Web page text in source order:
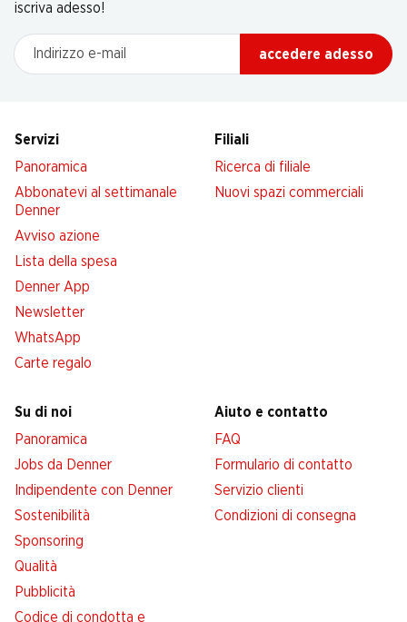
iscriva adesso!
Indirizzo e-mail
accedere adesso
Servizi
Panoramica
Abbonatevi al settimanale
Denner
Avviso azione
Lista della spesa
Denner App
Newsletter
WhatsApp
Carte regalo
Filiali
Ricerca di filiale
Nuovi spazi commerciali
Su di noi
Panoramica
Jobs da Denner
Indipendente con Denner
Sostenibilità
Sponsoring
Qualità
Pubblicità
Codice di condotta e
Aiuto e contatto
FAQ
Formulario di contatto
Servizio clienti
Condizioni di consegna